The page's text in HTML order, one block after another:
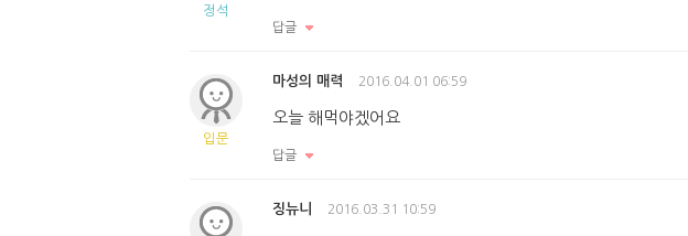
정석
답글
입문
마성의 매력 2016.04.01 06:59
오늘 해먹야겠어요
답글
징뉴니 2016.03.31 10:59